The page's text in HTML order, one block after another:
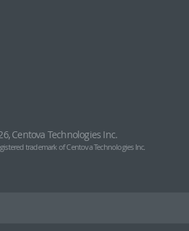
Centova Technologies Inc.
trademark of Centova Technologies Inc.